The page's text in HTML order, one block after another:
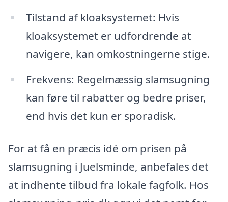
Tilstand af kloaksystemet: Hvis
kloaksystemet er udfordrende at
navigere, kan omkostningerne stige.
Frekvens: Regelmæssig slamsugning
kan føre til rabatter og bedre priser,
end hvis det kun er sporadisk.
For at få en præcis idé om prisen på
slamsugning i Juelsminde, anbefales det
at indhente tilbud fra lokale fagfolk. Hos